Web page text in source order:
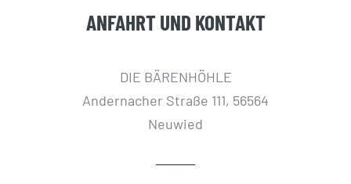
ANFAHRT UND KONTAKT
DIE BÄRENHÖHLE
Andernacher Straße 111, 56564
Neuwied